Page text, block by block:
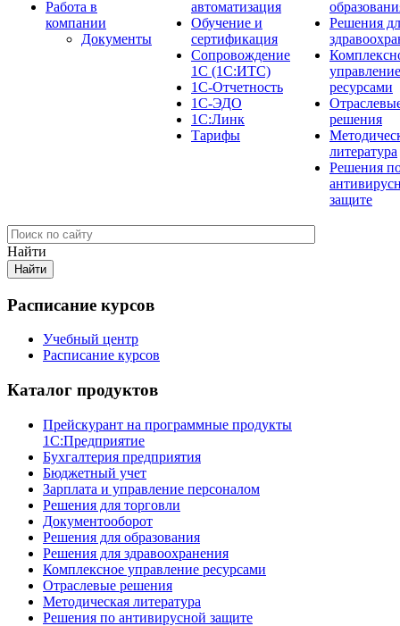
Работа в
компании
Документы
автоматизация
Обучение и
сертификация
Сопровождение
1С (1С:ИТС)
1С-Отчетность
1С-ЭДО
1С:Линк
Тарифы
Решения
управление
ресурсами
решения
литература
Решения
защите
Найти
Расписание курсов
Учебный центр
Расписание курсов
Каталог продуктов
Прейскурант на программные продукты
1С:Предприятие
Бухгалтерия предприятия
Бюджетный учет
Зарплата и управление персоналом
Решения для торговли
Документооборот
Решения для образования
Решения для здравоохранения
Комплексное управление ресурсами
Отраслевые решения
Методическая литература
Решения по антивирусной защите